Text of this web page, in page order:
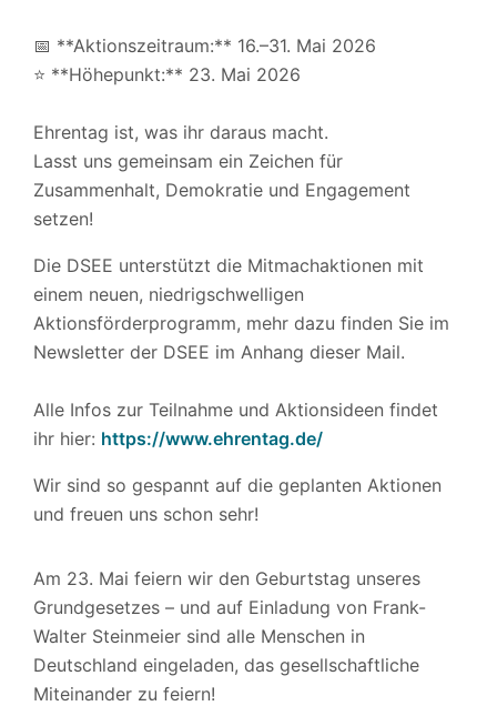
📅 **Aktionszeitraum:** 16.–31. Mai 2026
⭐ **Höhepunkt:** 23. Mai 2026
Ehrentag ist, was ihr daraus macht.
Lasst uns gemeinsam ein Zeichen für
Zusammenhalt, Demokratie und Engagement
setzen!
Die DSEE unterstützt die Mitmachaktionen mit
einem neuen, niedrigschwelligen
Aktionsförderprogramm, mehr dazu finden Sie im
Newsletter der DSEE im Anhang dieser Mail.
Alle Infos zur Teilnahme und Aktionsideen findet
ihr hier: https://www.ehrentag.de/
Wir sind so gespannt auf die geplanten Aktionen
und freuen uns schon sehr!
Am 23. Mai feiern wir den Geburtstag unseres
Grundgesetzes – und auf Einladung von Frank-
Walter Steinmeier sind alle Menschen in
Deutschland eingeladen, das gesellschaftliche
Miteinander zu feiern!